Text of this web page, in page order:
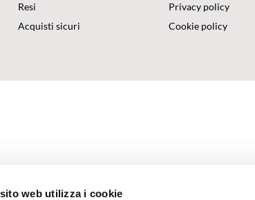
web utilizza i cookie
Resi
Acquisti sicuri
Privacy policy
Cookie policy